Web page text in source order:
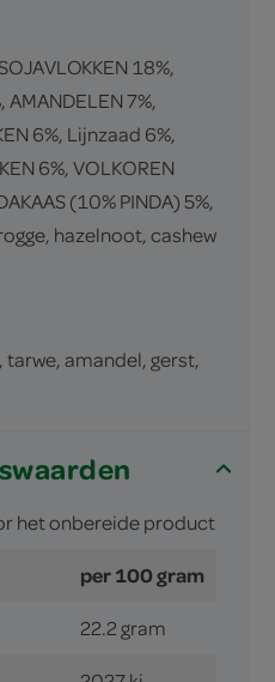
18%,
7%,
6%, Lijnzaad 6%,
6%, VOLKOREN
(10% PINDA) 5%,
hazelnoot, cashew
amandel, gerst,
het onbereide product
per 100 gram
22.2 gram